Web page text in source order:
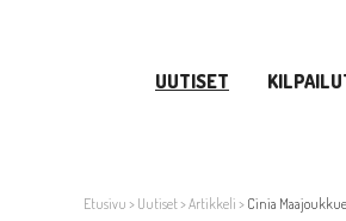
UUTISET
Etusivu > Uutiset>Artikkeli > Cinia